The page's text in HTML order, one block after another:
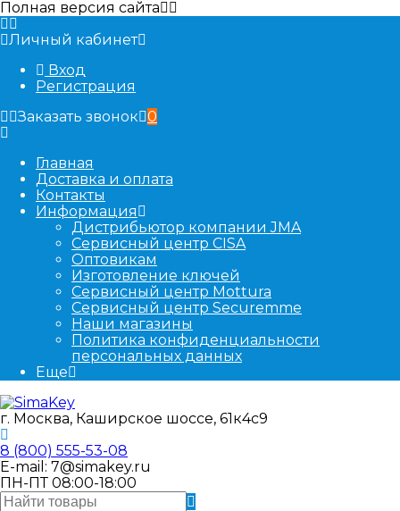
Полная версия сайта
Личный кабинет
Вход
Регистрация
Заказать звонок 0
Главная
Доставка и оплата
Контакты
Информация
Дистрибьютор компании JMA
Сервисный центр CISA
Оптовикам
Изготовление ключей
Сервисный центр Mottura
Сервисный центр Securemme
Наши магазины
Политика конфиденциальности
персональных данных
Еще
г. Москва, Каширское шоссе, 61к4с9
8 (800) 555-53-08
E-mail: 7@simakey.ru
ПН-ПТ 08:00-18:00